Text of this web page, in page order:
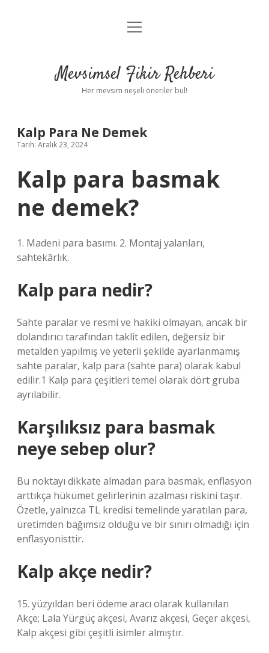
Anasayfa
Yasal Uyarı
menüyü
Mevsimsel Fikir Rehberi
Her mevsim neşeli öneriler bul!
Kalp Para Ne Demek
Tarih: Aralık 23, 2024
Kalp para basmak
ne demek?
1. Madeni para basımı. 2. Montaj yalanları,
sahtekârlık.
Kalp para nedir?
Sahte paralar ve resmi ve hakiki olmayan, ancak bir
dolandırıcı tarafından taklit edilen, değersiz bir
metalden yapılmış ve yeterli şekilde ayarlanmamış
sahte paralar, kalp para (sahte para) olarak kabul
edilir.1 Kalp para çeşitleri temel olarak dört gruba
ayrılabilir.
Karşılıksız para basmak
neye sebep olur?
Bu noktayı dikkate almadan para basmak, enflasyon
arttıkça hükümet gelirlerinin azalması riskini taşır.
Özetle, yalnızca TL kredisi temelinde yaratılan para,
üretimden bağımsız olduğu ve bir sınırı olmadığı için
enflasyonisttir.
Kalp akçe nedir?
15. yüzyıldan beri ödeme aracı olarak kullanılan
Akçe; Lala Yürgüç akçesi, Avarız akçesi, Geçer akçesi,
Kalp akçesi gibi çeşitli isimler almıştır.